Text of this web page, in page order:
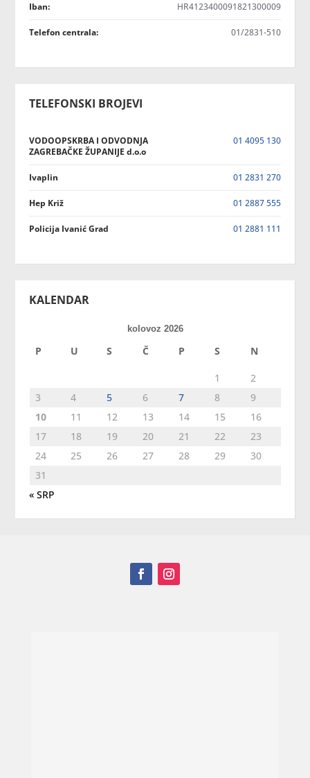
Iban: HR4123400091821300009
Telefon centrala: 01/2831-510
TELEFONSKI BROJEVI
VODOOPSKRBA I ODVODNJA
ZAGREBAČKE ŽUPANIJE d.o.o
01 4095 130
Ivaplin 01 2831 270
Hep Križ 01 2887 555
Policija Ivanić Grad 01 2881 111
KALENDAR
kolovoz 2026
P U S Č P S N
1
2
3
4 5 6 7 8
9
10
11 12 13 14 15
16
17
18 19 20 21 22
23
24
25 26 27 28 29
30
31
« SRP